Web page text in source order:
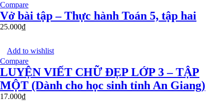
Compare
Vở bài tập – Thực hành Toán 5, tập hai
25.000₫
Add to wishlist
Compare
LUYỆN VIẾT CHỮ ĐẸP LỚP 3 – TẬP
MỘT (Dành cho học sinh tỉnh An Giang)
17.000₫